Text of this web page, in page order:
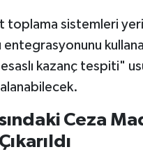
toplama sistemleri
entegrasyonunu
esaslı kazanç tespiti"
Ceza